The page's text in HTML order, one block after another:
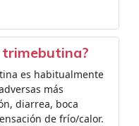
trimebutina?
es habitualmente
más
diarrea, boca
de frío/calor.